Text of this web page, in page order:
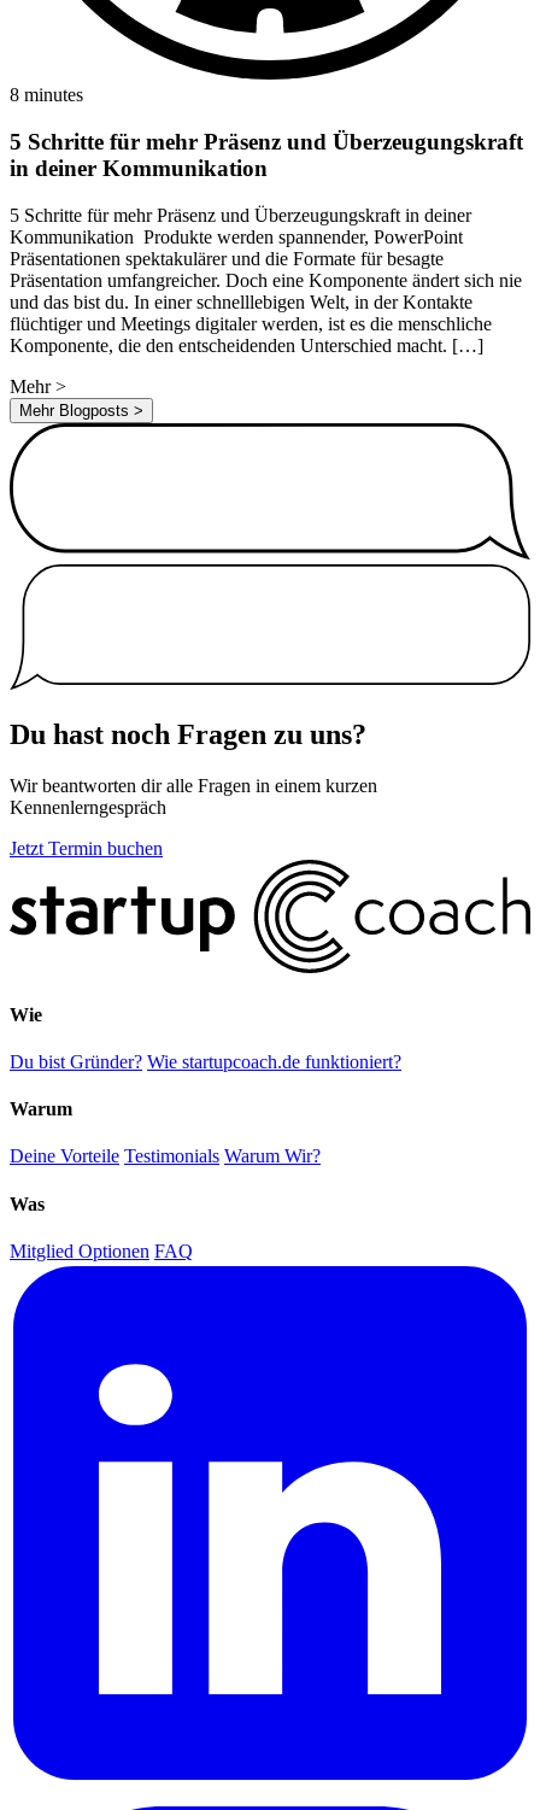
8 minutes
5 Schritte für mehr Präsenz und Überzeugungskraft
in deiner Kommunikation
5 Schritte für mehr Präsenz und Überzeugungskraft in deiner
Kommunikation Produkte werden spannender, PowerPoint
Präsentationen spektakulärer und die Formate für besagte
Präsentation umfangreicher. Doch eine Komponente ändert sich nie
und das bist du. In einer schnelllebigen Welt, in der Kontakte
flüchtiger und Meetings digitaler werden, ist es die menschliche
Komponente, die den entscheidenden Unterschied macht. […]
Mehr>
Mehr Blogposts >
Du hast noch Fragen zu uns?
Wir beantworten dir alle Fragen in einem kurzen
Kennenlerngespräch
Jetzt Termin buchen
Wie
Du bist Gründer? Wie startupcoach.de funktioniert?
Warum
Deine Vorteile Testimonials Warum Wir?
Was
Mitglied Optionen FAQ